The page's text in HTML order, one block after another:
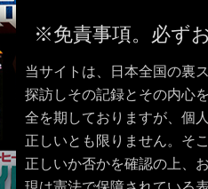
※免責事項。必ず
当サイトは、日本全国の裏
探訪しその記録とその内心
全を期しておりますが、個
正しいとも限りません。そ
正しいか否かを確認の上、